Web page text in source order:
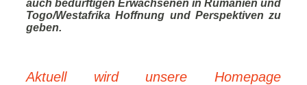
auch bedürftigen Erwachsenen in Rumänien und
Togo/Westafrika Hoffnung und Perspektiven zu
geben.
Aktuell wird unsere Homepage